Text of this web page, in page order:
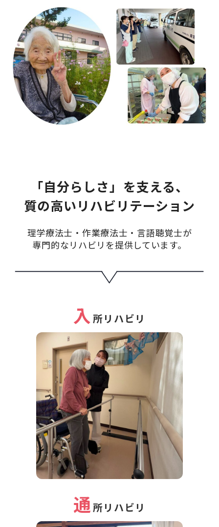
「自分らしさ」を支える、
質の高いリハビリテーション
理学療法士・作業療法士・言語聴覚士が
専門的なリハビリを提供しています。
入 所リハビリ
通所リハビリ